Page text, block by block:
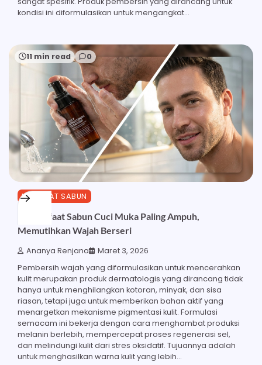
kondisi ini diformulasikan untuk mengangkat…
11 min read 0
MANFAAT SABUN
25 Manfaat Sabun Cuci Muka Paling Ampuh,
Memutihkan Wajah Berseri
Ananya Renjana Maret 3, 2026
Pembersih wajah yang diformulasikan untuk mencerahkan
kulit merupakan produk dermatologis yang dirancang tidak
hanya untuk menghilangkan kotoran, minyak, dan sisa
riasan, tetapi juga untuk memberikan bahan aktif yang
menargetkan mekanisme pigmentasi kulit. Formulasi
semacam ini bekerja dengan cara menghambat produksi
melanin berlebih, mempercepat proses regenerasi sel,
dan melindungi kulit dari stres oksidatif. Tujuannya adalah
untuk menghasilkan warna kulit yang lebih…